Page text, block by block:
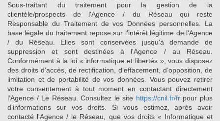
Sous-traitant du traitement pour la gestion de la
clientèle/prospects de l'Agence / du Réseau qui reste
Responsable du Traitement de vos Données personnelles. La
base légale du traitement repose sur l'intérêt légitime de l'Agence
/ du Réseau. Elles sont conservées jusqu'à demande de
suppression et sont destinées à l'Agence / au Réseau.
Conformément à la loi « informatique et libertés », vous disposez
des droits d’accès, de rectification, d’effacement, d’opposition, de
limitation et de portabilité de vos données. Vous pouvez retirer
votre consentement à tout moment en contactant directement
l’Agence / Le Réseau. Consultez le site https://cnil.fr/frpour plus
d’informations sur vos droits. Si vous estimez, après avoir
contacté l'Agence / le Réseau, que vos droits « Informatique et